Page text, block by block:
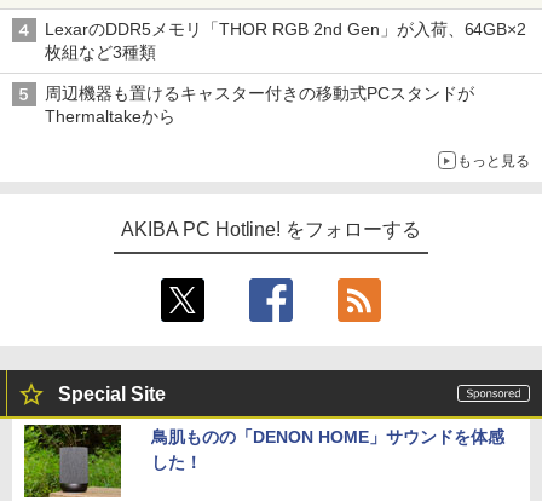
LexarのDDR5メモリ「THOR RGB 2nd Gen」が入荷、64GB×2
枚組など3種類
周辺機器も置けるキャスター付きの移動式PCスタンドが
Thermaltakeから
もっと見る
AKIBA PC Hotline! をフォローする
Special Site
鳥肌ものの「DENON HOME」サウンドを体感
した！